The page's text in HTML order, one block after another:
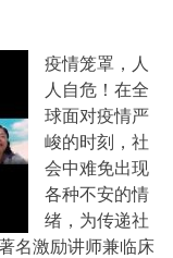
疫情笼罩，人
人自危！在全
球面对疫情严
峻的时刻，社
会中难免出现
各种不安的情
绪，为传递社
名激励讲师兼临床